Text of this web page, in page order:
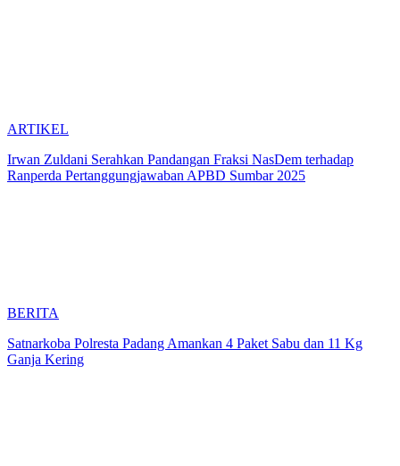
ARTIKEL
Irwan Zuldani Serahkan Pandangan Fraksi NasDem terhadap
Ranperda Pertanggungjawaban APBD Sumbar 2025
BERITA
Satnarkoba Polresta Padang Amankan 4 Paket Sabu dan 11 Kg
Ganja Kering